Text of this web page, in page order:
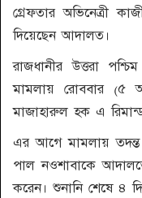
গ্রেফতার অভিনেত্রী
দিয়েছেন আদালত।
রাজধানীর উত্তরা
মামলায় রোববার (৫
মাজাহারুল হক এ
এর আগে মামলায়
পাল নওশাবাকে
করেন। শুনানি শেষে ৪